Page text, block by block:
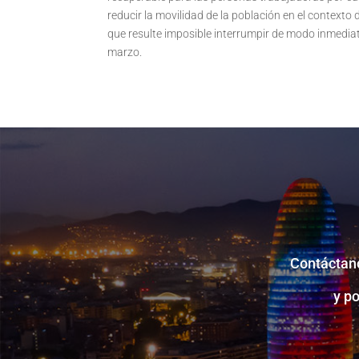
reducir la movilidad de la población en el contexto
que resulte imposible interrumpir de modo
marzo.
y